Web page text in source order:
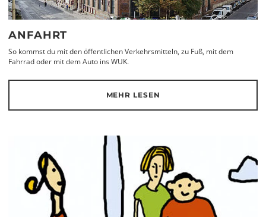
ANFAHRT
So kommst du mit den öffentlichen Verkehrsmitteln, zu Fuß, mit dem
Fahrrad oder mit dem Auto ins WUK.
MEHR LESEN